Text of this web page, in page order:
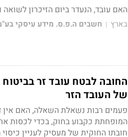
האם עובד, הנעדר ביום הזיכרון
בארץ | חשבים ה.פ.ס. מידע עיסקי
החובה לבטח עובד זר בביטוח
של העובד הזר
פעמים רבות נשאלת השאלה, האם אין
המופחתת כקבוע בחוק, בכדי לכסות
חובתו החוקית של מעסיק לעניין